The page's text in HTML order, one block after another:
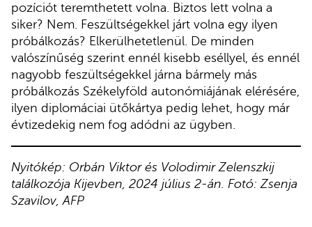
pozíciót teremthetett volna. Biztos lett volna a
siker? Nem. Feszültségekkel járt volna egy ilyen
próbálkozás? Elkerülhetetlenül. De minden
valószínűség szerint ennél kisebb eséllyel, és ennél
nagyobb feszültségekkel járna bármely más
próbálkozás Székelyföld autonómiájának elérésére,
ilyen diplomáciai ütőkártya pedig lehet, hogy már
évtizedekig nem fog adódni az ügyben.
Nyitókép: Orbán Viktor és Volodimir Zelenszkij
találkozója Kijevben, 2024 július 2-án. Fotó: Zsenja
Szavilov, AFP